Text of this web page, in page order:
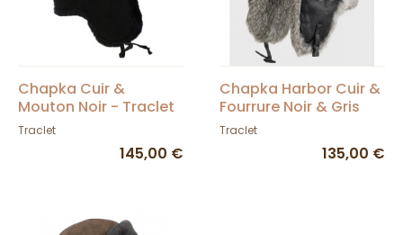
Chapka Cuir &
Mouton Noir - Traclet
Traclet
145,00 €
Chapka Harbor Cuir &
Fourrure Noir & Gris
Traclet
135,00 €